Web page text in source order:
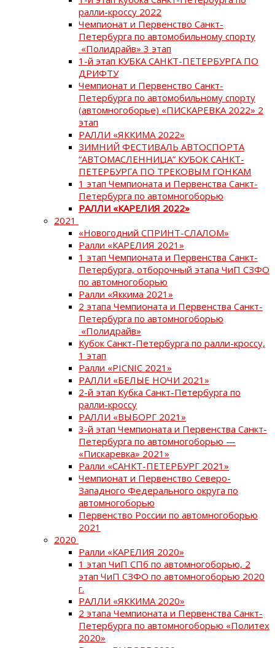
ралли-кроссу 2022
Чемпионат и Первенство Санкт-
Петербурга по автомобильному спорту
«Полидрайв» 3 этап
1-й этап КУБКА САНКТ-ПЕТЕРБУРГА ПО
ДРИФТУ
Чемпионат и Первенство Санкт-
Петербурга по автомобильному спорту
(автомногоборье) «ПИСКАРЕВКА 2022» 2
этап
РАЛЛИ «ЯККИМА 2022»
ЗИМНИЙ ФЕСТИВАЛЬ АВТОСПОРТА
“АВТОМАСЛЕННИЦА” КУБОК САНКТ-
ПЕТЕРБУРГА ПО ТРЕКОВЫМ ГОНКАМ
1 этап Чемпионата и Первенства Санкт-
Петербурга по автомногоборью
РАЛЛИ «КАРЕЛИЯ 2022»
2021
«Новогодний СПРИНТ-СЛАЛОМ»
Ралли «КАРЕЛИЯ 2021»
1 этап Чемпионата и Первенства Санкт-
Петербурга, отборочный этапа ЧиП СЗФО
по автомногоборью
Ралли «Яккима 2021»
2 этапа Чемпионата и Первенства Санкт-
Петербурга по автомногоборью
«Полидрайв»
Кубок Санкт-Петербурга по ралли-кроссу,
1 этап
Ралли «PICNIC 2021»
РАЛЛИ «БЕЛЫЕ НОЧИ 2021»
2-й этап Кубка Санкт-Петербурга по
ралли-кроссу
РАЛЛИ «ВЫБОРГ 2021»
3-й этап Чемпионата и Первенства Санкт-
Петербурга по автомногоборью —
«Пискаревка» 2021»
Ралли «САНКТ-ПЕТЕРБУРГ 2021»
Чемпионат и Первенство Северо-
Западного Федерального округа по
автомногоборью
Первенство России по автомногоборью
2021
2020
Ралли «КАРЕЛИЯ 2020»
1 этап ЧиП СПб по автомногоборью, 2
этап ЧиП СЗФО по автомногоборью 2020
г.
РАЛЛИ «ЯККИМА 2020»
2 этапа Чемпионата и Первенства Санкт-
Петербурга по автомногоборью «Политех
2020»